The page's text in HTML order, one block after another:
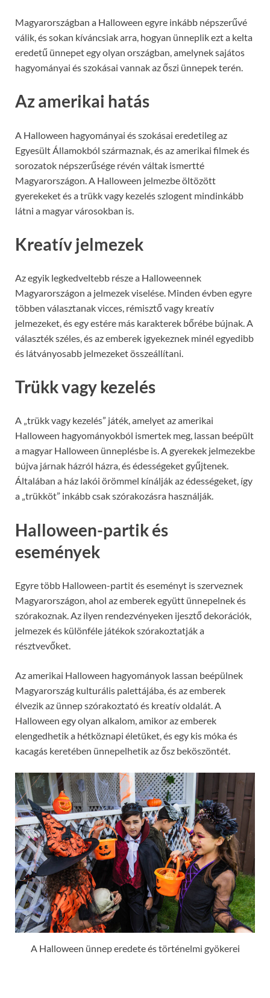
Magyarországban a Halloween egyre inkább népszerűvé
válik, és sokan kíváncsiak arra, hogyan ünneplik ezt a kelta
eredetű ünnepet egy olyan országban, amelynek sajátos
hagyományai és szokásai vannak az őszi ünnepek terén.
Az amerikai hatás
A Halloween hagyományai és szokásai eredetileg az
Egyesült Államokból származnak, és az amerikai filmek és
sorozatok népszerűsége révén váltak ismertté
Magyarországon. A Halloween jelmezbe öltözött
gyerekeket és a trükk vagy kezelés szlogent mindinkább
látni a magyar városokban is.
Kreatív jelmezek
Az egyik legkedveltebb része a Halloweennek
Magyarországon a jelmezek viselése. Minden évben egyre
többen választanak vicces, rémisztő vagy kreatív
jelmezeket, és egy estére más karakterek bőrébe bújnak. A
választék széles, és az emberek igyekeznek minél egyedibb
és látványosabb jelmezeket összeállítani.
Trükk vagy kezelés
A „trükk vagy kezelés” játék, amelyet az amerikai
Halloween hagyományokból ismertek meg, lassan beépült
a magyar Halloween ünneplésbe is. A gyerekek jelmezekbe
bújva járnak házról házra, és édességeket gyűjtenek.
Általában a ház lakói örömmel kínálják az édességeket, így
a „trükköt” inkább csak szórakozásra használják.
Halloween-partik és
események
Egyre több Halloween-partit és eseményt is szerveznek
Magyarországon, ahol az emberek együtt ünnepelnek és
szórakoznak. Az ilyen rendezvényeken ijesztő dekorációk,
jelmezek és különféle játékok szórakoztatják a
résztvevőket.
Az amerikai Halloween hagyományok lassan beépülnek
Magyarország kulturális palettájába, és az emberek
élvezik az ünnep szórakoztató és kreatív oldalát. A
Halloween egy olyan alkalom, amikor az emberek
elengedhetik a hétköznapi életüket, és egy kis móka és
kacagás keretében ünnepelhetik az ősz beköszöntét.
A Halloween ünnep eredete és történelmi gyökerei